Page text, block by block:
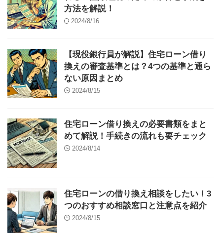
方法を解説！
2024/8/16
【現役銀行員が解説】住宅ローン借り
換えの審査基準とは？4つの基準と通ら
ない原因まとめ
2024/8/15
住宅ローン借り換えの必要書類をまと
めて解説！手続きの流れも要チェック
2024/8/14
住宅ローンの借り換え相談をしたい！3
つのおすすめ相談窓口と注意点を紹介
2024/8/15